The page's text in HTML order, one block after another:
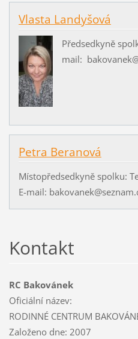
Vlasta Landyšová
Předsedkyně
mail:
Petra Beranová
Místopředsedkyně spolku:
E-mail:
Kontakt
RC Bakovánek
Oficiální název:
RODINNÉ CENTRUM
Založeno dne: 2007